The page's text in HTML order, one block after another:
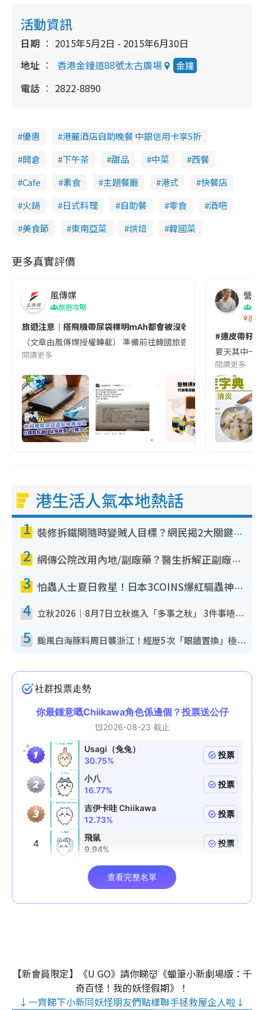
活動資訊
日期
2015年5月2日 - 2015年6月30日
地址
香港金鐘道88號太古廣場 金鐘
電話 2822-8890
優惠
港麗酒店自助晚餐 中銀信用卡享5折
開倉
下午茶 甜品 中菜
西餐
Cafe
素食 主題餐廳 港式
快餐店
火鍋
日式料理 自助餐 零食
酒吧
美食節
東南亞菜 烘焙 韓國菜
更多真實評價
風傳媒
旅遊攻略
旅遊注意｜搭飛機帶尿袋標明mAh都會被沒收😱出發前切記檢查
（文章由風傳媒授權轉載） 準備前往韓國旅遊的民眾，近期要
閱讀更多
營養
香港
#連皮帶籽
夏天其中一
閱讀更多
港生活人氣本地熱話
1 裝修拆鐵閘隨時變賊人目標？網民揭2大關鍵用途：裝新式等於白裝？附新舊鐵閘分別
2 網傳公院改用內地/副廠藥？醫生拆解正副廠分別 揭4類人換藥隨時出事
3 怕蟲人士夏日救星！日本3COINS爆紅驅蟲神器$45起 1招「全程免觸碰」輕鬆搞定小強
4 立秋2026｜8月7日立秋進入「多事之秋」 3件事唔做得！專家教6招開運 清枱頭／銀包納氣接好運
5 颱風白海豚料周日襲浙江！經歷5次「眼牆置換」極罕見 成登陸內地最長途颱風
【新會員限定】《U GO》請你睇👹《蠟筆小新劇場版：千
奇百怪！我的妖怪假期》！
↓一齊睇下小新同妖怪朋友們點樣聯手拯救屋企人啦↓